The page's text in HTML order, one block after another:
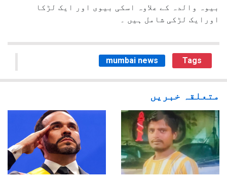
بیوہ والدہ کے علاوہ اسکی بیوی اور ایک لڑکا
اورایک لڑکی شامل ہیں ۔
mumbai news Tags
متعلقہ خبریں